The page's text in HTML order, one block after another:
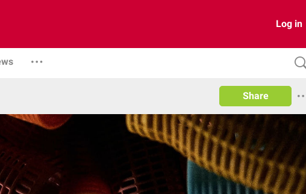
Log in
Share